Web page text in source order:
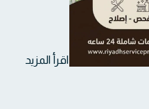
اقرأ المزيد